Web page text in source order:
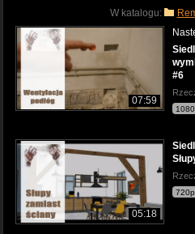
W katalogu:
07:59
#6
05:18
720p